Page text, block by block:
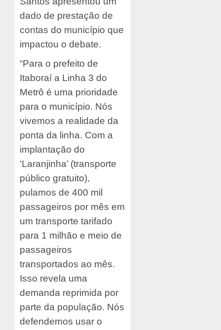
dado de prestação de
contas do município que
impactou o debate.
“Para o prefeito de
Itaboraí a Linha 3 do
Metrô é uma prioridade
para o município. Nós
vivemos a realidade da
ponta da linha. Com a
implantação do
‘Laranjinha’ (transporte
público gratuito),
pulamos de 400 mil
passageiros por mês em
um transporte tarifado
para 1 milhão e meio de
passageiros
transportados ao mês.
Isso revela uma
demanda reprimida por
parte da população. Nós
defendemos usar o